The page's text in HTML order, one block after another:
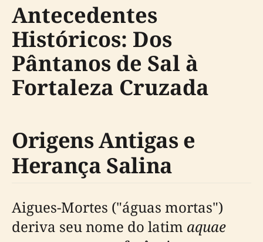
Antecedentes
Históricos: Dos
Pântanos de Sal à
Fortaleza Cruzada
Origens Antigas e
Herança Salina
Aigues-Mortes ("águas mortas")
deriva seu nome do latim aquae